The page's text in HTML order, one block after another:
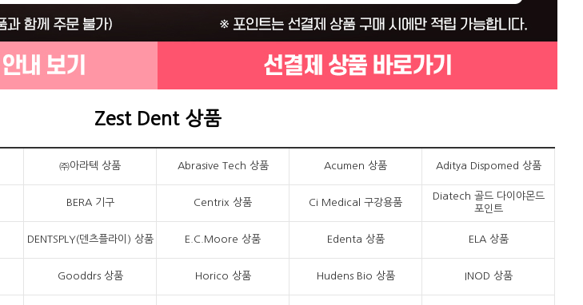
Zest Dent 상품
㈜아라텍 상품 Abrasive Tech 상품 Acumen 상품 Aditya Dispomed 상품
BERA 기구 Centrix 상품 Ci Medical 구강용품
Diatech 골드 다이야몬드
포인트
DENTSPLY(덴츠플라이) 상품 E.C.Moore 상품 Edenta 상품 ELA 상품
Gooddrs 상품 Horico 상품 Hudens Bio 상품 INOD 상품